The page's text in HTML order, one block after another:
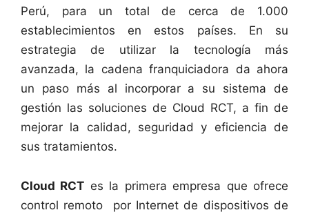
Perú, para un total de cerca de 1.000
establecimientos en estos países. En su
estrategia de utilizar la tecnología más
avanzada, la cadena franquiciadora da ahora
un paso más al incorporar a su sistema de
gestión las soluciones de Cloud RCT, a fin de
mejorar la calidad, seguridad y eficiencia de
sus tratamientos.
Cloud RCT es la primera empresa que ofrece
control remoto por Internet de dispositivos de